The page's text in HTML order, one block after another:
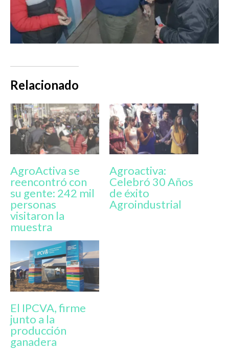
Relacionado
AgroActiva se
reencontró con
su gente: 242 mil
personas
visitaron la
muestra
Agroactiva:
Celebró 30 Años
de éxito
Agroindustrial
El IPCVA, firme
junto a la
producción
ganadera